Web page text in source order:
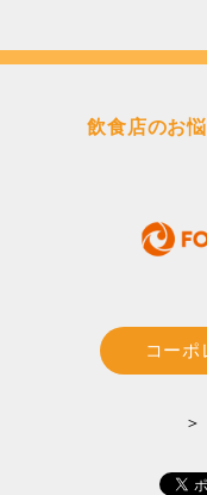
飲食店のお
コーポ